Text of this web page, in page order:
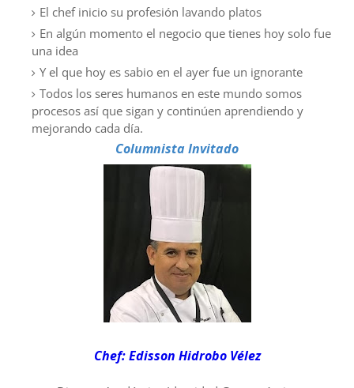
El chef inicio su profesión lavando platos
En algún momento el negocio que tienes hoy solo fue
una idea
Y el que hoy es sabio en el ayer fue un ignorante
Todos los seres humanos en este mundo somos
procesos así que sigan y continúen aprendiendo y
mejorando cada día.
Columnista Invitado
Chef: Edisson Hidrobo Vélez